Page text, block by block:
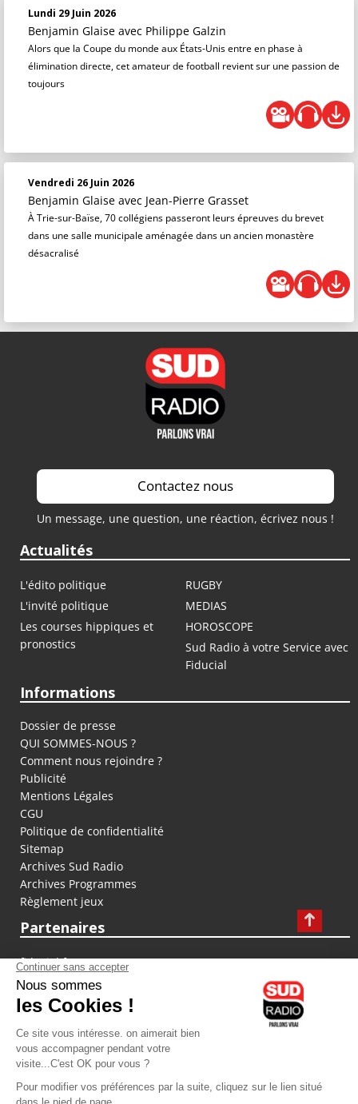
Lundi 29 Juin 2026
Benjamin Glaise avec Philippe Galzin
Alors que la Coupe du monde aux États-Unis entre en phase à
élimination directe, cet amateur de football revient sur une passion de
toujours
Vendredi 26 Juin 2026
Benjamin Glaise avec Jean-Pierre Grasset
À Trie-sur-Baïse, 70 collégiens passeront leurs épreuves du brevet
dans une salle municipale aménagée dans un ancien monastère
désacralisé
Contactez nous
Un message, une question, une réaction, écrivez nous !
Actualités
L'édito politique
RUGBY
L'invité politique
MEDIAS
Les courses hippiques et
pronostics
HOROSCOPE
Sud Radio à votre Service avec
Fiducial
Informations
Dossier de presse
QUI SOMMES-NOUS ?
Comment nous rejoindre ?
Publicité
Mentions Légales
CGU
Politique de confidentialité
Sitemap
Archives Sud Radio
Archives Programmes
Règlement jeux
Partenaires
fiducial.fr
lyoncapitale.fr
olympique-et-lyonnais.com
L'application Iphone / Android
Téléchargez l'application